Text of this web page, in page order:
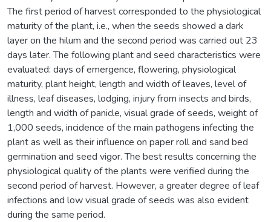
The first period of harvest corresponded to the physiological
maturity of the plant, i.e., when the seeds showed a dark
layer on the hilum and the second period was carried out 23
days later. The following plant and seed characteristics were
evaluated: days of emergence, flowering, physiological
maturity, plant height, length and width of leaves, level of
illness, leaf diseases, lodging, injury from insects and birds,
length and width of panicle, visual grade of seeds, weight of
1,000 seeds, incidence of the main pathogens infecting the
plant as well as their influence on paper roll and sand bed
germination and seed vigor. The best results concerning the
physiological quality of the plants were verified during the
second period of harvest. However, a greater degree of leaf
infections and low visual grade of seeds was also evident
during the same period.